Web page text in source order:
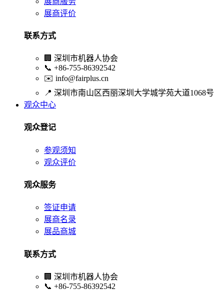
展商评价
联系方式
🏢 深圳市机器人协会
📞 +86-755-86392542
✉️ info@fairplus.cn
📍 深圳市南山区西丽深圳大学城学苑大道1068号
观众中心
观众登记
参观须知
观众评价
观众服务
签证申请
展商名录
展品商城
联系方式
🏢 深圳市机器人协会
📞 +86-755-86392542